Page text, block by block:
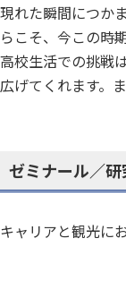
現れた瞬間につか
らこそ、今この時
高校生活での挑戦
広げてくれます。
ゼミナール／
キャリアと観光に